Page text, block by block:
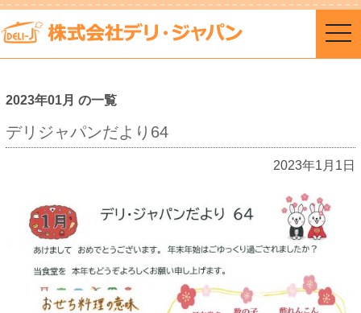
2023年01月 の一覧
デリジャパンだより64
2023年1月1日